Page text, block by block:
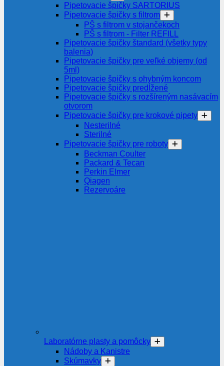
Pipetovacie špičky SARTORIUS
Pipetovacie špičky s filtrom
PŠ s filtrom v stojančekoch
PŠ s filtrom - Filter REFILL
Pipetovacie špičky štandard (všetky typy
balenia)
Pipetovacie špičky pre veľké objemy (od
5ml)
Pipetovacie špičky s ohybným koncom
Pipetovacie špičky predĺžené
Pipetovacie špičky s rozšíreným nasávacím
otvorom
Pipetovacie špičky pre krokové pipety
Nesterilné
Sterilné
Pipetovacie špičky pre roboty
Beckman Coulter
Packard & Tecan
Perkin Elmer
Qiagen
Rezervoáre
Laboratórne plasty a pomôcky
Nádoby a Kanistre
Skúmavky